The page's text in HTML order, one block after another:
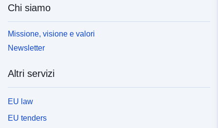
Chi siamo
Missione, visione e valori
Newsletter
Altri servizi
EU law
EU tenders